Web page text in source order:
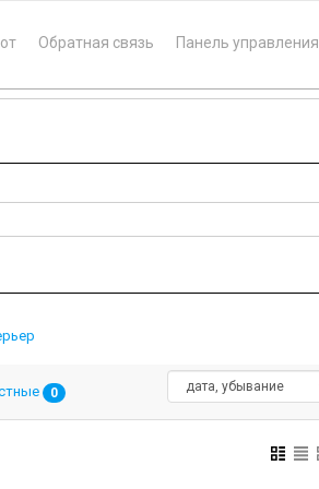
Обратная связь Панель управления
0